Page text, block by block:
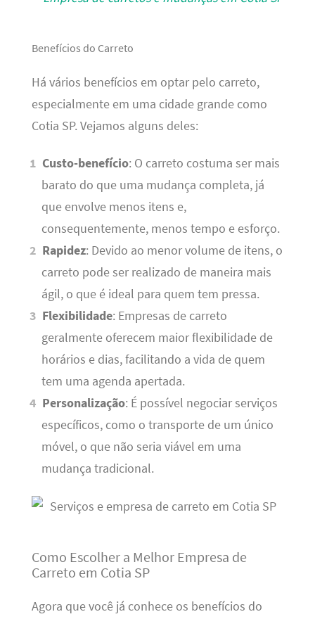
Benefícios do Carreto
Há vários benefícios em optar pelo carreto,
especialmente em uma cidade grande como
Cotia SP. Vejamos alguns deles:
Custo-benefício: O carreto costuma ser mais
barato do que uma mudança completa, já
que envolve menos itens e,
consequentemente, menos tempo e esforço.
Rapidez: Devido ao menor volume de itens, o
carreto pode ser realizado de maneira mais
ágil, o que é ideal para quem tem pressa.
Flexibilidade: Empresas de carreto
geralmente oferecem maior flexibilidade de
horários e dias, facilitando a vida de quem
tem uma agenda apertada.
Personalização: É possível negociar serviços
específicos, como o transporte de um único
móvel, o que não seria viável em uma
mudança tradicional.
Como Escolher a Melhor Empresa de
Carreto em Cotia SP
Agora que você já conhece os benefícios do